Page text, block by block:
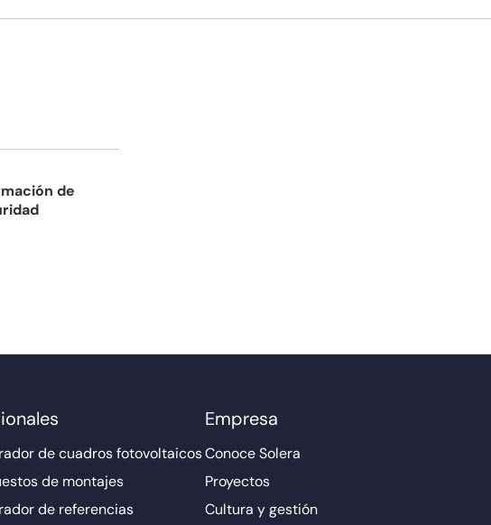
de
de cuadros fotovoltaicos
de montajes
de referencias
Empresa
Conoce Solera
Proyectos
Cultura y gestión